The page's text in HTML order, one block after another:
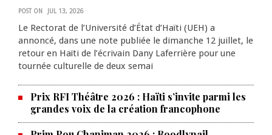
POST ON JUL 13, 2026
Le Rectorat de l’Université d’État d’Haïti (UEH) a
annoncé, dans une note publiée le dimanche 12 juillet, le
retour en Haïti de l’écrivain Dany Laferrière pour une
tournée culturelle de deux semai
Prix RFI Théâtre 2026 : Haïti s’invite parmi les
grandes voix de la création francophone